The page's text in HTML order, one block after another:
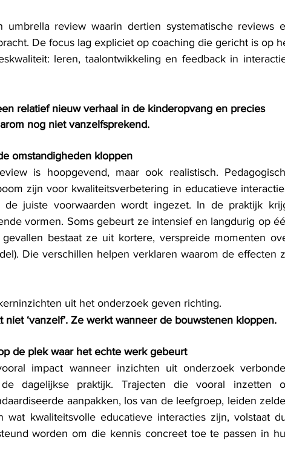
review waarin dertien systematische reviews
De focus lag expliciet op coaching die gericht is op
leren, taalontwikkeling en feedback in
relatief nieuw verhaal in de kinderopvang en precies
nog niet vanzelfsprekend.
omstandigheden kloppen
is hoopgevend, maar ook realistisch.
zijn voor kwaliteitsverbetering in educatieve
juiste voorwaarden wordt ingezet. In de praktijk
vormen. Soms gebeurt ze intensief en langdurig op
bestaat ze uit kortere, verspreide momenten
Die verschillen helpen verklaren waarom de effecten
uit het onderzoek geven richting.
‘vanzelf’. Ze werkt wanneer de bouwstenen kloppen.
de plek waar het echte werk gebeurt
impact wanneer inzichten uit onderzoek
dagelijkse praktijk. Trajecten die vooral inzetten
aanpakken, los van de leefgroep, leiden
wat kwaliteitsvolle educatieve interacties zijn, volstaat
worden om die kennis concreet toe te passen in